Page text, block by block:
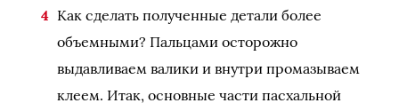
Как сделать полученные детали более
объемными? Пальцами осторожно
выдавливаем валики и внутри промазываем
клеем. Итак, основные части пасхальной